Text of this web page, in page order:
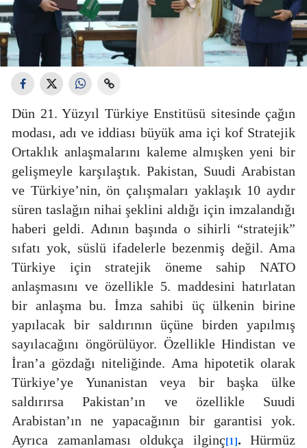
Dün 21. Yüzyıl Türkiye Enstitüsü sitesinde çağın
modası, adı ve iddiası büyük ama içi kof Stratejik
Ortaklık anlaşmalarını kaleme almışken yeni bir
gelişmeyle karşılaştık. Pakistan, Suudi Arabistan
ve Türkiye’nin, ön çalışmaları yaklaşık 10 aydır
süren taslağın nihai şeklini aldığı için imzalandığı
haberi geldi. Adının başında o sihirli “stratejik”
sıfatı yok, süslü ifadelerle bezenmiş değil. Ama
Türkiye için stratejik öneme sahip NATO
anlaşmasını ve özellikle 5. maddesini hatırlatan
bir anlaşma bu. İmza sahibi üç ülkenin birine
yapılacak bir saldırının üçüne birden yapılmış
sayılacağını öngörülüyor. Özellikle Hindistan ve
İran’a gözdağı niteliğinde. Ama hipotetik olarak
Türkiye’ye Yunanistan veya bir başka ülke
saldırırsa Pakistan’ın ve özellikle Suudi
Arabistan’ın ne yapacağının bir garantisi yok.
Ayrıca zamanlaması oldukça ilginç[1]. Hürmüz